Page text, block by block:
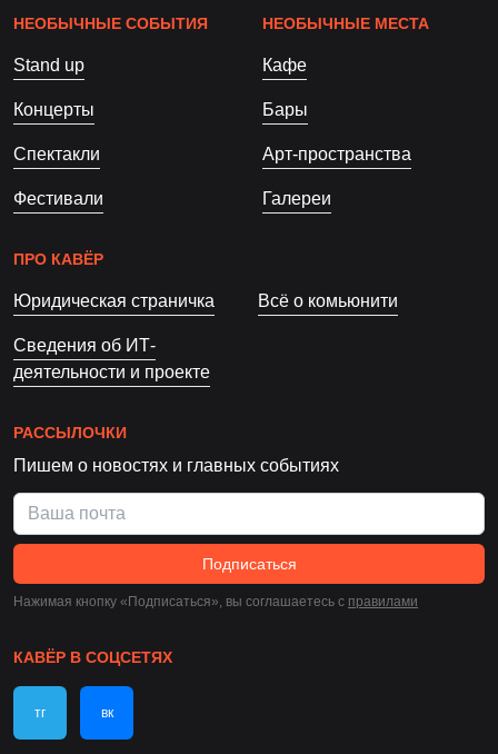
НЕОБЫЧНЫЕ СОБЫТИЯ
Stand up
Концерты
Спектакли
Фестивали
НЕОБЫЧНЫЕ МЕСТА
Кафе
Бары
Арт-пространства
Галереи
ПРО КАВЁР
Юридическая страничка Всё о комьюнити
Сведения об ИТ-
деятельности и проекте
РАССЫЛОЧКИ
Пишем о новостях и главных событиях
Подписаться
Нажимая кнопку «Подписаться», вы соглашаетесь c правилами
КАВЁР В СОЦСЕТЯХ
тг вк